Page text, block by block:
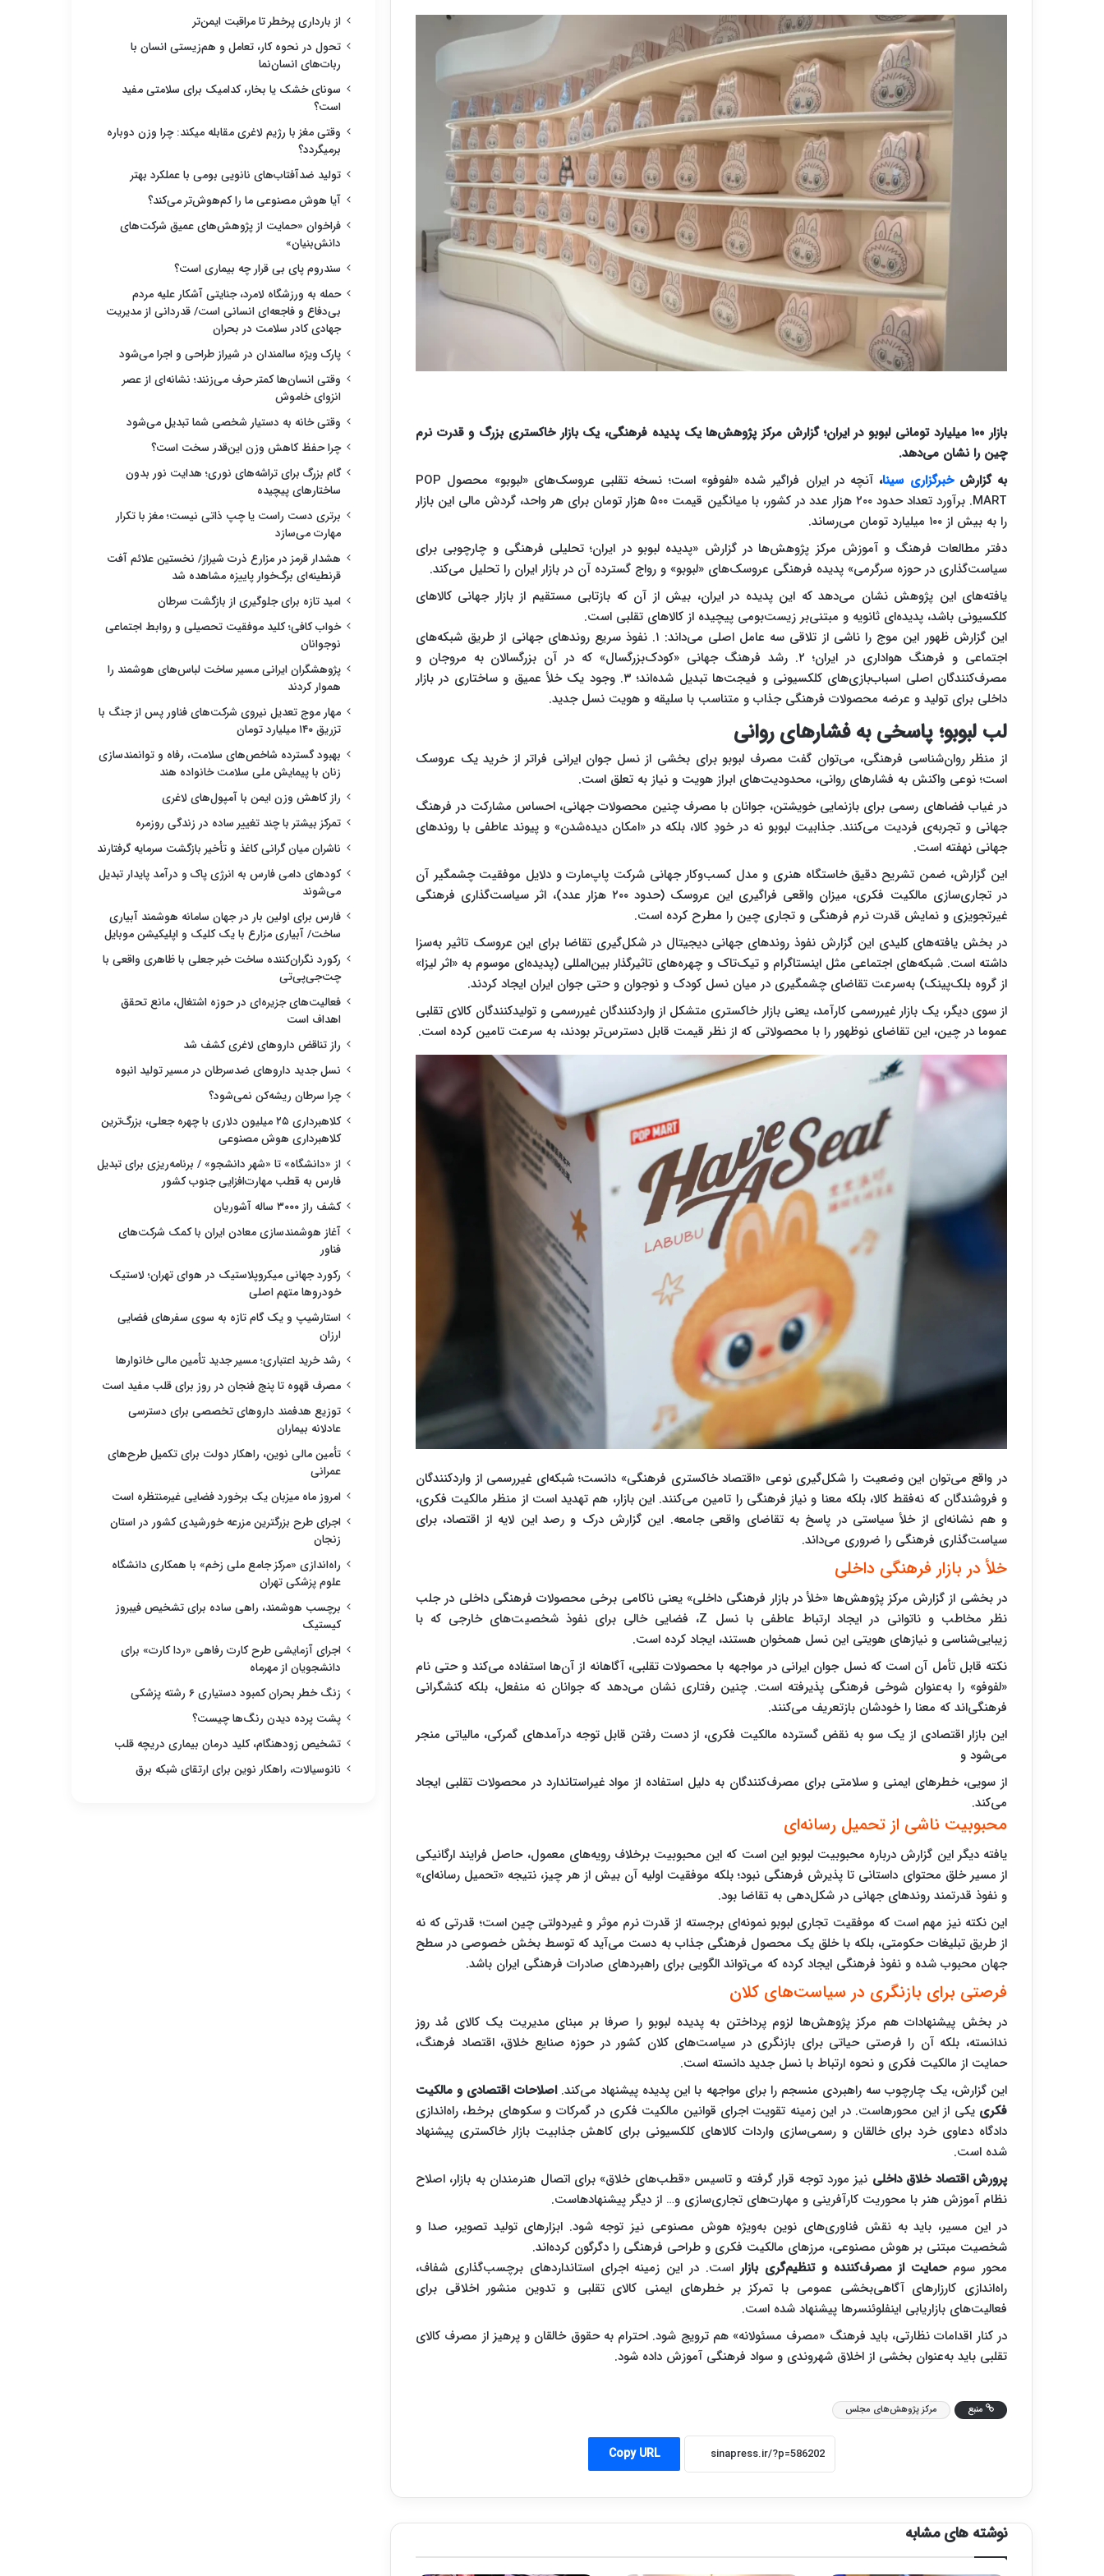
بازار ۱۰۰ میلیارد تومانی لبوبو در ایران؛ گزارش مرکز پژوهش‌ها یک پدیده فرهنگی، یک بازار خاکستری بزرگ و قدرت نرم
چین را نشان می‌دهد.
به گزارش خبرگزاری سینا،
آنچه در ایران فراگیر شده «لفوفو» است؛ نسخه تقلبی عروسک‌های «لبوبو» محصول POP
MART. برآورد تعداد حدود ۲۰۰ هزار عدد در کشور، با میانگین قیمت ۵۰۰ هزار تومان برای هر واحد، گردش مالی این بازار
را به بیش از ۱۰۰ میلیارد تومان می‌رساند.
دفتر مطالعات فرهنگ و آموزش مرکز پژوهش‌ها در گزارش «پدیده لبوبو در ایران؛ تحلیلی فرهنگی و چارچوبی برای
سیاست‌گذاری در حوزه سرگرمی» پدیده فرهنگی عروسک‌های «لبوبو» و رواج گسترده آن در بازار ایران را تحلیل می‌کند.
یافته‌های این پژوهش نشان می‌دهد که این پدیده در ایران، بیش از آن که بازتابی مستقیم از بازار جهانی کالاهای
کلکسیونی باشد، پدیده‌ای ثانویه و مبتنی‌بر زیست‌بومی پیچیده از کالاهای تقلبی است.
این گزارش ظهور این موج را ناشی از تلاقی سه عامل اصلی می‌داند: ۱. نفوذ سریع روندهای جهانی از طریق شبکه‌های
اجتماعی و فرهنگ هواداری در ایران؛ ۲. رشد فرهنگ جهانی «کودک‌بزرگسال» که در آن بزرگسالان به مروجان و
مصرف‌کنندگان اصلی اسباب‌بازی‌های کلکسیونی و فیجت‌ها تبدیل شده‌اند؛ ۳. وجود یک خلأ عمیق و ساختاری در بازار
داخلی برای تولید و عرضه محصولات فرهنگی جذاب و متناسب با سلیقه و هویت نسل جدید.
لب لبوبو؛ پاسخی به فشارهای روانی
از منظر روان‌شناسی فرهنگی، می‌توان گفت مصرف لبوبو برای بخشی از نسل جوان ایرانی فراتر از خرید یک عروسک
است؛ نوعی واکنش به فشارهای روانی، محدودیت‌های ابراز هویت و نیاز به تعلق است.
در غیاب فضاهای رسمی برای بازنمایی خویشتن، جوانان با مصرف چنین محصولات جهانی، احساس مشارکت در فرهنگ
جهانی و تجربه‌ی فردیت می‌کنند. جذابیت لبوبو نه در خودِ کالا، بلکه در «امکان دیده‌شدن» و پیوند عاطفی با روندهای
جهانی نهفته است.
این گزارش، ضمن تشریح دقیق خاستگاه هنری و مدل کسب‌وکار جهانی شرکت پاپ‌مارت و دلایل موفقیت چشمگیر آن
در تجاری‌سازی مالکیت فکری، میزان واقعی فراگیری این عروسک (حدود ۲۰۰ هزار عدد)، اثر سیاست‌گذاری فرهنگی
غیرتجویزی و نمایش قدرت نرم فرهنگی و تجاری چین را مطرح کرده است.
در بخش یافته‌های کلیدی این گزارش نفوذ روندهای جهانی دیجیتال در شکل‌گیری تقاضا برای این عروسک تاثیر به‌سزا
داشته است. شبکه‌های اجتماعی مثل اینستاگرام و تیک‌تاک و چهره‌های تاثیرگذار بین‌المللی (پدیده‌ای موسوم به «اثر لیزا»
از گروه بلک‌پینک) به‌سرعت تقاضای چشمگیری در میان نسل کودک و نوجوان و حتی جوان ایران ایجاد کردند.
از سوی دیگر، یک بازار غیررسمی کارآمد، یعنی بازار خاکستری متشکل از واردکنندگان غیررسمی و تولیدکنندگان کالای تقلبی
عموما در چین، این تقاضای نوظهور را با محصولاتی که از نظر قیمت قابل دسترس‌تر بودند، به سرعت تامین کرده است.
در واقع می‌توان این وضعیت را شکل‌گیری نوعی «اقتصاد خاکستری فرهنگی» دانست؛ شبکه‌ای غیررسمی از واردکنندگان
و فروشندگان که نه‌فقط کالا، بلکه معنا و نیاز فرهنگی را تامین می‌کنند. این بازار، هم تهدید است از منظر مالکیت فکری،
و هم نشانه‌ای از خلأ سیاستی در پاسخ به تقاضای واقعی جامعه. این گزارش درک و رصد این لایه از اقتصاد، برای
سیاست‌گذاری فرهنگی را ضروری می‌داند.
خلأ در بازار فرهنگی داخلی
در بخشی از گزارش مرکز پژوهش‌ها «خلأ در بازار فرهنگی داخلی» یعنی ناکامی برخی محصولات فرهنگی داخلی در جلب
نظر مخاطب و ناتوانی در ایجاد ارتباط عاطفی با نسل Z، فضایی خالی برای نفوذ شخصیت‌های خارجی که با
زیبایی‌شناسی و نیازهای هویتی این نسل همخوان هستند، ایجاد کرده است.
نکته قابل تأمل آن است که نسل جوان ایرانی در مواجهه با محصولات تقلبی، آگاهانه از آن‌ها استفاده می‌کند و حتی نام
«لفوفو» را به‌عنوان شوخی فرهنگی پذیرفته است. چنین رفتاری نشان می‌دهد که جوانان نه منفعل، بلکه کنشگرانی
فرهنگی‌اند که معنا را خودشان بازتعریف می‌کنند.
این بازار اقتصادی از یک سو به نقض گسترده مالکیت فکری، از دست رفتن قابل توجه درآمدهای گمرکی، مالیاتی منجر
می‌شود و
از سویی، خطرهای ایمنی و سلامتی برای مصرف‌کنندگان به‌ دلیل استفاده از مواد غیراستاندارد در محصولات تقلبی ایجاد
می‌کند.
محبوبیت ناشی از تحمیل رسانه‌ای
یافته دیگر این گزارش درباره محبوبیت لبوبو این است که این محبوبیت برخلاف رویه‌های معمول، حاصل فرایند ارگانیکی
از مسیر خلق محتوای داستانی تا پذیرش فرهنگی نبود؛ بلکه موفقیت اولیه آن بیش از هر چیز، نتیجه «تحمیل رسانه‌ای»
و نفوذ قدرتمند روندهای جهانی در شکل‌دهی به تقاضا بود.
این نکته نیز مهم است که موفقیت تجاری لبوبو نمونه‌ای برجسته از قدرت نرم موثر و غیردولتی چین است؛ قدرتی که نه
از طریق تبلیغات حکومتی، بلکه با خلق یک محصول فرهنگی جذاب به دست می‌آید که توسط بخش خصوصی در سطح
جهان محبوب شده و نفوذ فرهنگی ایجاد کرده که می‌تواند الگویی برای راهبردهای صادرات فرهنگی ایران باشد.
فرصتی برای بازنگری در سیاست‌های کلان
در بخش پیشنهادات هم مرکز پژوهش‌ها لزوم پرداختن به پدیده لبوبو را صرفا بر مبنای مدیریت یک کالای مُد روز
ندانسته، بلکه آن را فرصتی حیاتی برای بازنگری در سیاست‌های کلان کشور در حوزه صنایع خلاق، اقتصاد فرهنگ،
حمایت از مالکیت فکری و نحوه ارتباط با نسل جدید دانسته است.
این گزارش، یک چارچوب سه ‌راهبردی منسجم را برای مواجهه با این پدیده پیشنهاد می‌کند.اصلاحات اقتصادی و مالکیت
فکری یکی از این محورهاست. در این زمینه تقویت اجرای قوانین مالکیت فکری در گمرکات و سکوهای برخط، راه‌اندازی
دادگاه دعاوی خرد برای خالقان و رسمی‌سازی واردات کالاهای کلکسیونی برای کاهش جذابیت بازار خاکستری پیشنهاد
شده است.
پرورش اقتصاد خلاق داخلی نیز مورد توجه قرار گرفته و تاسیس «قطب‌های خلاق» برای اتصال هنرمندان به بازار، اصلاح
نظام آموزش هنر با محوریت کارآفرینی و مهارت‌های تجاری‌سازی و… از دیگر پیشنهادهاست.
در این مسیر، باید به نقش فناوری‌های نوین به‌ویژه هوش مصنوعی نیز توجه شود. ابزارهای تولید تصویر، صدا و
شخصیت مبتنی بر هوش مصنوعی، مرزهای مالکیت فکری و طراحی فرهنگی را دگرگون کرده‌اند.
محور سومحمایت از مصرف‌کننده و تنظیم‌گری بازاراست. در این زمینه اجرای استانداردهای برچسب‌گذاری شفاف،
راه‌اندازی کارزارهای آگاهی‌بخشی عمومی با تمرکز بر خطرهای ایمنی کالای تقلبی و تدوین منشور اخلاقی برای
فعالیت‌های بازاریابی اینفلوئنسرها پیشنهاد شده است.
در کنار اقدامات نظارتی، باید فرهنگ «مصرف مسئولانه» هم ترویج شود. احترام به حقوق خالقان و پرهیز از مصرف کالای
تقلبی باید به‌عنوان بخشی از اخلاق شهروندی و سواد فرهنگی آموزش داده شود.
منبع مرکز پژوهش‌های مجلس
Copy URL
نوشته های مشابه
از بارداری پرخطر تا مراقبت ایمن‌تر
تحول در نحوه کار، تعامل و هم‌زیستی انسان با
ربات‌های انسان‌نما
سونای خشک یا بخار، کدامیک برای سلامتی مفید
است؟
وقتی مغز با رژیم لاغری مقابله میکند: چرا وزن دوباره
برمیگردد؟
تولید ضدآفتاب‌های نانویی بومی با عملکرد بهتر
آیا هوش مصنوعی ما را کم‌هوش‌تر می‌کند؟
فراخوان «حمایت از پژوهش‌های عمیق شرکت‌های
دانش‌بنیان»
سندروم پای بی قرار چه بیماری است؟
حمله به ورزشگاه لامرد، جنایتی آشکار علیه مردم
بی‌دفاع و فاجعه‌ای انسانی است/ قدردانی از مدیریت
جهادی کادر سلامت در بحران
پارک ویژه سالمندان در شیراز طراحی و اجرا می‌شود
وقتی انسان‌ها کمتر حرف می‌زنند؛ نشانه‌ای از عصر
انزوای خاموش
وقتی خانه به دستیار شخصی شما تبدیل می‌شود
چرا حفظ کاهش وزن این‌قدر سخت است؟
گام بزرگ برای تراشه‌های نوری؛ هدایت نور بدون
ساختارهای پیچیده
برتری دست راست یا چپ ذاتی نیست؛ مغز با تکرار
مهارت می‌سازد
هشدار قرمز در مزارع ذرت شیراز/ نخستین علائم آفت
قرنطینه‌ای برگ‌خوار پاییزه مشاهده شد
امید تازه برای جلوگیری از بازگشت سرطان
خواب کافی؛ کلید موفقیت تحصیلی و روابط اجتماعی
نوجوانان
پژوهشگران ایرانی مسیر ساخت لباس‌های هوشمند را
هموار کردند
مهار موج تعدیل نیروی شرکت‌های فناور پس از جنگ با
تزریق ۱۴۰ میلیارد تومان
بهبود گسترده شاخص‌های سلامت، رفاه و توانمندسازی
زنان با پیمایش ملی سلامت خانواده هند
راز کاهش وزن ایمن با آمپول‌های لاغری
تمرکز بیشتر با چند تغییر ساده در زندگی روزمره
ناشران میان گرانی کاغذ و تأخیر بازگشت سرمایه گرفتارند
کودهای دامی فارس به انرژی پاک و درآمد پایدار تبدیل
می‌شوند
فارس برای اولین بار در جهان سامانه هوشمند آبیاری
ساخت/ آبیاری مزارع با یک کلیک و اپلیکیشن موبایل
رکورد نگران‌کننده ساخت خبر جعلی با ظاهری واقعی با
چت‌جی‌پی‌تی
فعالیت‌های جزیره‌ای در حوزه اشتغال، مانع تحقق
اهداف است
راز تناقض داروهای لاغری کشف شد
نسل جدید داروهای ضدسرطان در مسیر تولید انبوه
چرا سرطان ریشه‌کن نمی‌شود؟
کلاهبرداری ۲۵ میلیون دلاری با چهره جعلی، بزرگ‌ترین
کلاهبرداری هوش مصنوعی
از «دانشگاه» تا «شهر دانشجو» / برنامه‌ریزی برای تبدیل
فارس به قطب مهارت‌افزایی جنوب کشور
کشف راز ۳۰۰۰ ساله آشوریان
آغاز هوشمندسازی معادن ایران با کمک شرکت‌های
فناور
رکورد جهانی میکروپلاستیک در هوای تهران؛ لاستیک
خودروها متهم اصلی
استارشیپ و یک گام تازه به سوی سفرهای فضایی
ارزان
رشد خرید اعتباری؛ مسیر جدید تأمین مالی خانوارها
مصرف قهوه تا پنج فنجان در روز برای قلب مفید است
توزیع هدفمند داروهای تخصصی برای دسترسی
عادلانه بیماران
تأمین مالی نوین، راهکار دولت برای تکمیل طرح‌های
عمرانی
امروز ماه میزبان یک برخورد فضایی غیرمنتظره است
اجرای طرح بزرگترین مزرعه خورشیدی کشور در استان
زنجان
راه‌اندازی «مرکز جامع ملی زخم» با همکاری دانشگاه
علوم پزشکی تهران
برچسب هوشمند، راهی ساده برای تشخیص فیبروز
کیستیک
اجرای آزمایشی طرح کارت رفاهی «ردا کارت» برای
دانشجویان از مهرماه
زنگ خطر بحران کمبود دستیاری ۶ رشته پزشکی
پشت پرده دیدن رنگ‌ها چیست؟
تشخیص زودهنگام، کلید درمان بیماری دریچه قلب
نانوسیالات، راهکار نوین برای ارتقای شبکه برق